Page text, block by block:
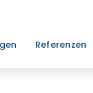
Referenzen